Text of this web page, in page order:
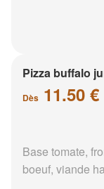
Pizza buffalo
Dès 11.50 €
Base tomate,
boeuf, viande